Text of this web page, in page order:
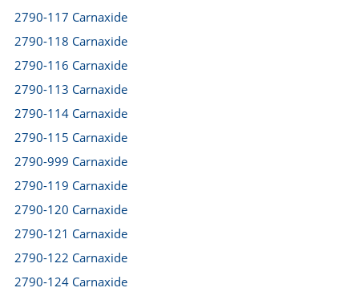
2790-117 Carnaxide
2790-118 Carnaxide
2790-116 Carnaxide
2790-113 Carnaxide
2790-114 Carnaxide
2790-115 Carnaxide
2790-999 Carnaxide
2790-119 Carnaxide
2790-120 Carnaxide
2790-121 Carnaxide
2790-122 Carnaxide
2790-124 Carnaxide